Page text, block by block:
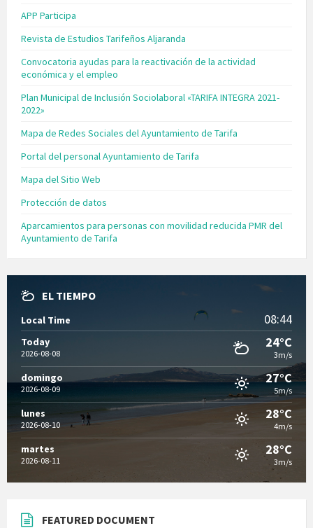
APP Participa
Revista de Estudios Tarifeños Aljaranda
Convocatoria ayudas para la reactivación de la actividad
económica y el empleo
Plan Municipal de Inclusión Sociolaboral «TARIFA INTEGRA 2021-
2022»
Mapa de Redes Sociales del Ayuntamiento de Tarifa
Portal del personal Ayuntamiento de Tarifa
Mapa del Sitio Web
Protección de datos
Aparcamientos para personas con movilidad reducida PMR del
Ayuntamiento de Tarifa
EL TIEMPO
Local Time 08:44
Today
2026-08-08
24°C
3m/s
domingo
2026-08-09
27°C
5m/s
lunes
2026-08-10
28°C
4m/s
martes
2026-08-11
28°C
3m/s
FEATURED DOCUMENT